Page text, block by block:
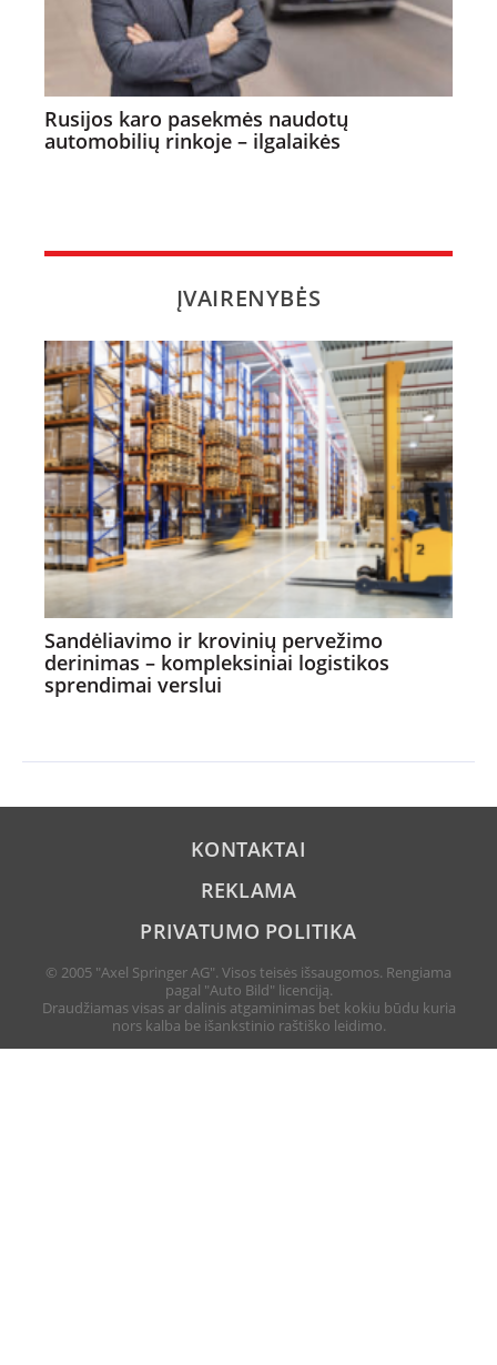
Rusijos karo pasekmės naudotų
automobilių rinkoje – ilgalaikės
ĮVAIRENYBĖS
Sandėliavimo ir krovinių pervežimo
derinimas – kompleksiniai logistikos
sprendimai verslui
KONTAKTAI
REKLAMA
PRIVATUMO POLITIKA
© 2005 "Axel Springer AG". Visos teisės išsaugomos. Rengiama
pagal "Auto Bild" licenciją.
Draudžiamas visas ar dalinis atgaminimas bet kokiu būdu kuria
nors kalba be išankstinio raštiško leidimo.